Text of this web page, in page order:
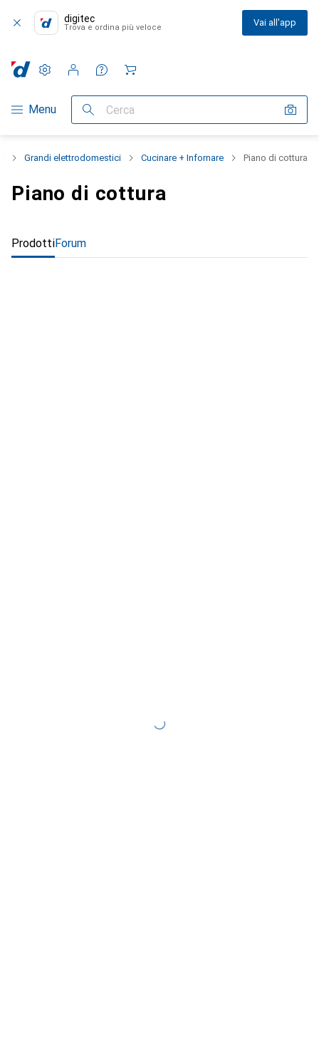
digitec
Trova e ordina più veloce Vai all'app
Categoria Navigazione
Menu Cerca
Impostazioni
Conto cliente
Liste di confronto
Liste dei desideri
Carrello
Grandi elettrodomestici Cucinare + Infornare Piano di cottura
Piano di cottura
ProdottiForum